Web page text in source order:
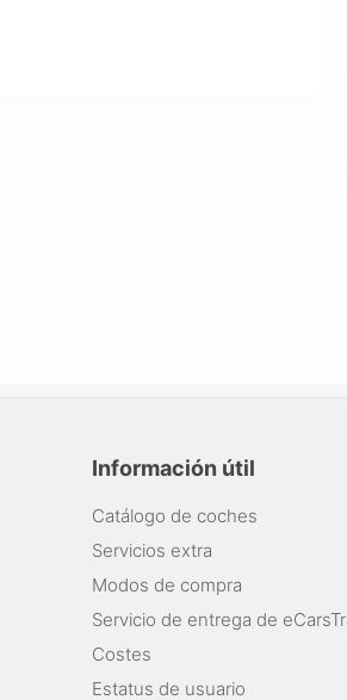
Información útil
Catálogo de coches
Servicios extra
Modos de compra
Servicio de entrega de
Costes
Estatus de usuario